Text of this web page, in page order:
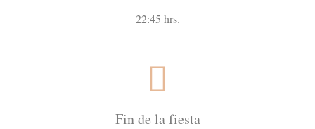
22:45 hrs.
Fin de la fiesta